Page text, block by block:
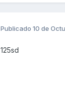
Publicado 10 de
125sd